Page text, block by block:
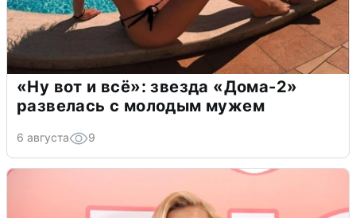
«Ну вот и всё»: звезда «Дома-2»
развелась с молодым мужем
6 августа 9